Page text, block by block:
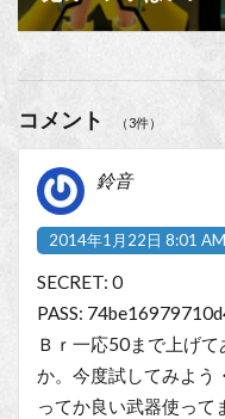
コメント （3件）
鈴音
2014年1月22日 8:01 AM
SECRET: 0
PASS:
Ｂｒ一応50まで上げ
か。今度試してみよう
ってか良い武器使って